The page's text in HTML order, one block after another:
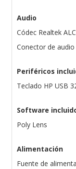
Audio
Códec Realtek
Conector de
Periféricos
Teclado HP USB
Software
Poly Lens
Alimentación
Fuente de